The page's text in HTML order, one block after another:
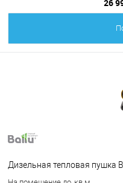
26
Дизельная тепловая пушка